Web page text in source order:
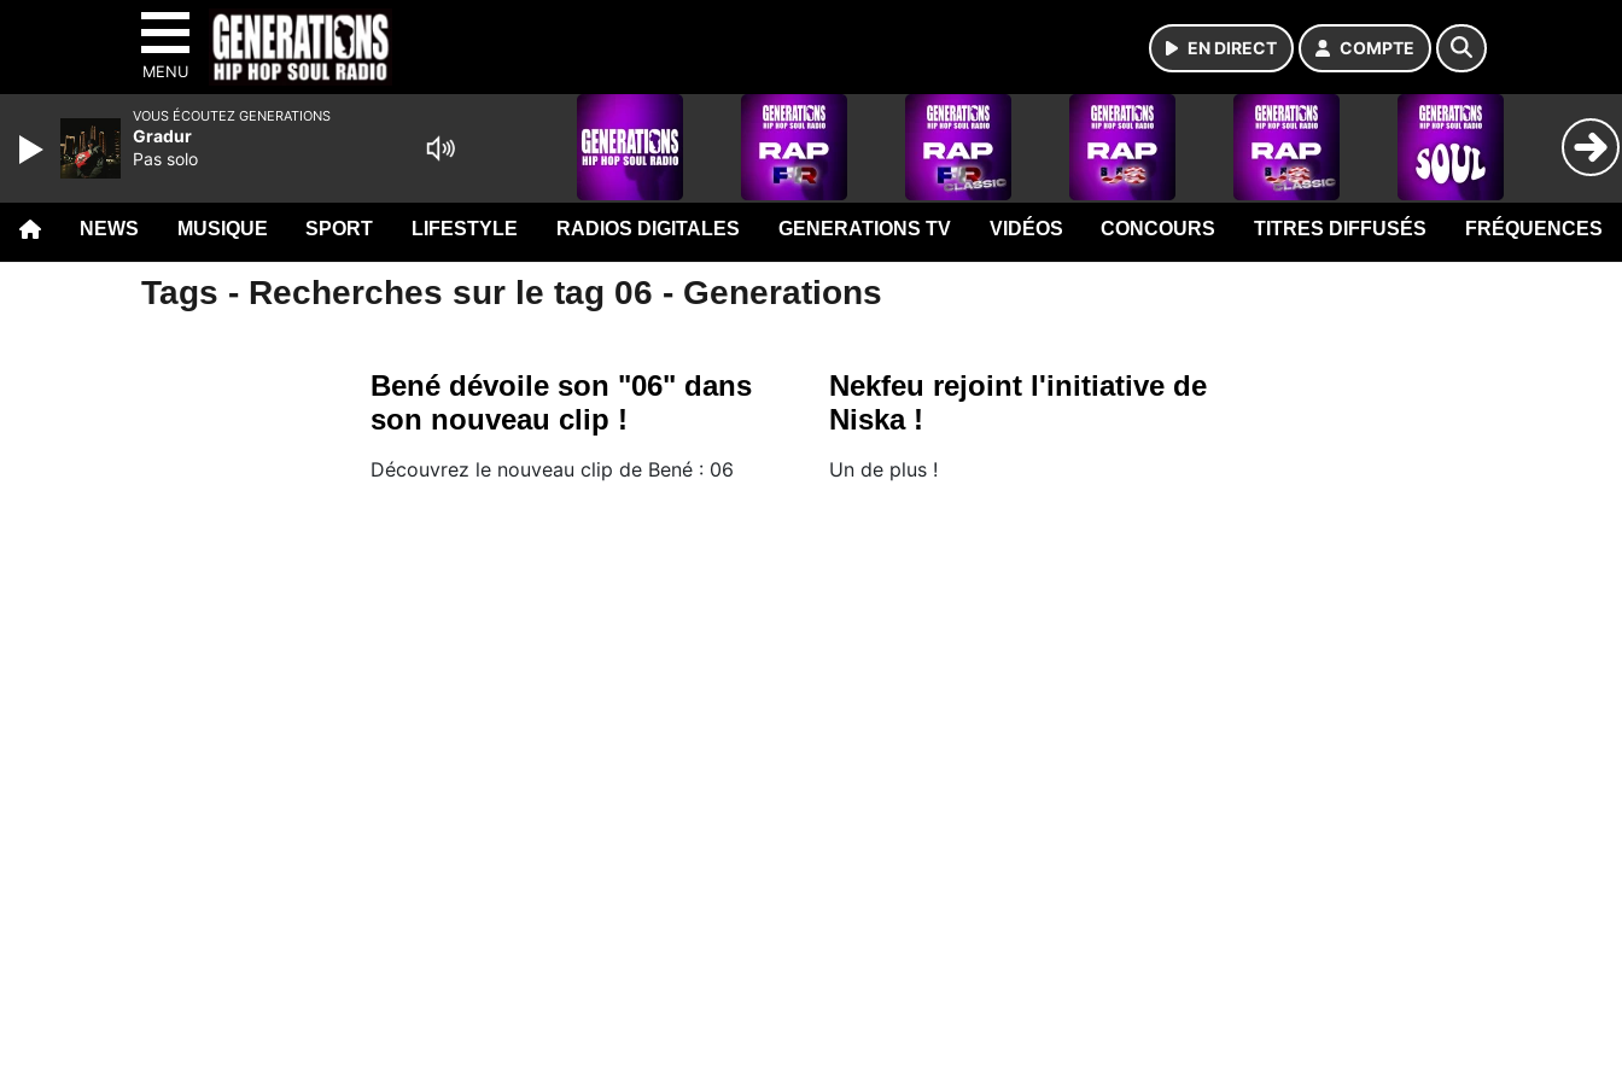
MENU
EN DIRECT COMPTE
NEWS MUSIQUE SPORT LIFESTYLE RADIOS DIGITALES GENERATIONS TV VIDÉOS CONCOURS TITRES DIFFUSÉS FRÉQUENCES
Tags - Recherches sur le tag 06 - Generations
Bené dévoile son "06" dans
son nouveau clip !
Découvrez le nouveau clip de Bené : 06
Nekfeu rejoint l'initiative de
Niska !
Un de plus !
VOUS ÉCOUTEZ GENERATIONS
Gradur
Pas solo